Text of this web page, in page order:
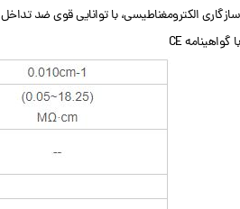
سازگاری الکترومغناطیسی، با توانایی قوی ضد تداخل
با گواهینامه CE